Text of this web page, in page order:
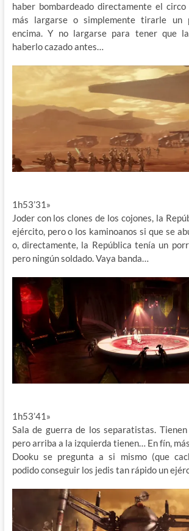
haber bombardeado directamente el circo
más largarse o simplemente tirarle un
encima. Y no largarse para tener que
haberlo cazado antes…
1h53’31»
Joder con los clones de los cojones, la
ejército, pero o los kaminoanos si que se
o, directamente, la República tenía un
pero ningún soldado. Vaya banda…
1h53’41»
Sala de guerra de los separatistas.
pero arriba a la izquierda tienen… En fín,
Dooku se pregunta a si mismo (que
podido conseguir los jedis tan rápido un